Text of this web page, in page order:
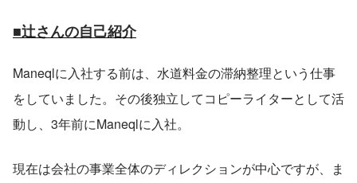
■辻さんの自己紹介
Maneqlに入社する前は、水道料金の滞納整理という仕事
をしていました。その後独立してコピーライターとして活
動し、3年前にManeqlに入社。
現在は会社の事業全体のディレクションが中心ですが、ま